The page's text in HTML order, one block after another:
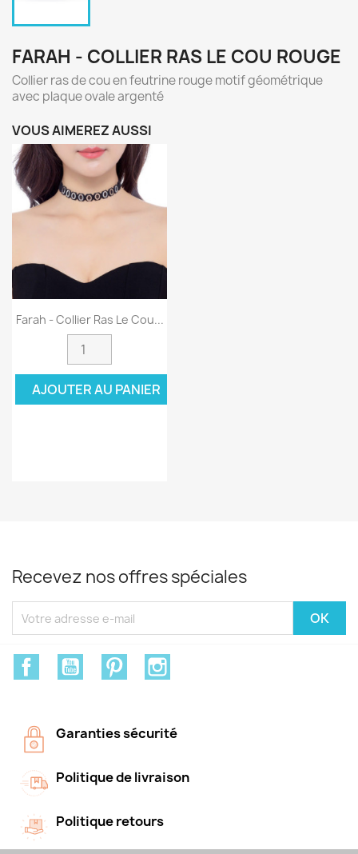
FARAH - COLLIER RAS LE COU ROUGE
Collier ras de cou en feutrine rouge motif géométrique
avec plaque ovale argenté
VOUS AIMEREZ AUSSI
Farah - Collier Ras Le Cou...
AJOUTER AU PANIER
Recevez nos offres spéciales
FacebookYouTube Pinterest
Garanties sécurité
Politique de livraison
Politique retours